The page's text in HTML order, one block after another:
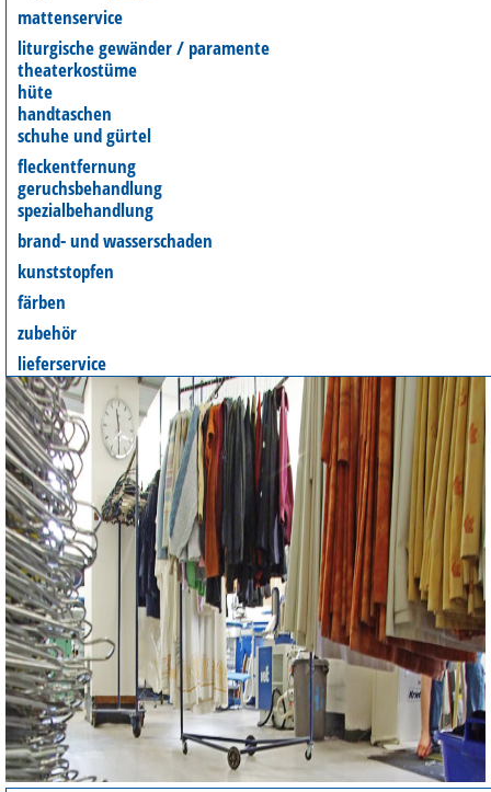
mattenservice
liturgische gewänder / paramente
theaterkostüme
hüte
handtaschen
schuhe und gürtel
fleckentfernung
geruchsbehandlung
spezialbehandlung
brand- und wasserschaden
kunststopfen
färben
zubehör
lieferservice